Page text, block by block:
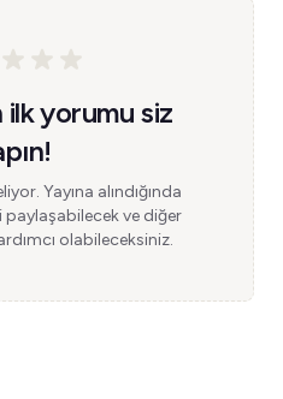
yorumu siz
Yayına alındığında
paylaşabilecek ve diğer
olabileceksiniz.